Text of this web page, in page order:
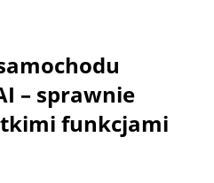
– sprawnie
funkcjami